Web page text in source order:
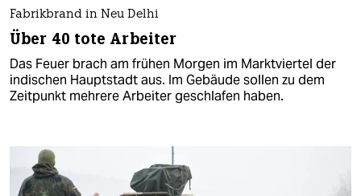
Fabrikbrand in Neu Delhi
Über 40 tote Arbeiter
Das Feuer brach am frühen Morgen im Marktviertel der
indischen Hauptstadt aus. Im Gebäude sollen zu dem
Zeitpunkt mehrere Arbeiter geschlafen haben.